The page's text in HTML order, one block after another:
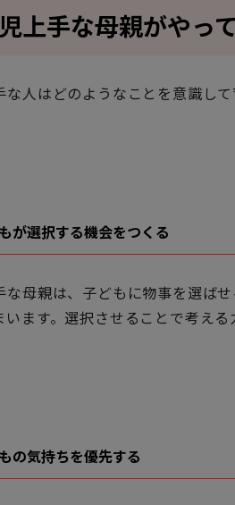
上手な母親がやっ
な人はどのようなことを意識し
が選択する機会をつくる
な母親は、子どもに物事を選ば
います。選択させることで考え
の気持ちを優先する